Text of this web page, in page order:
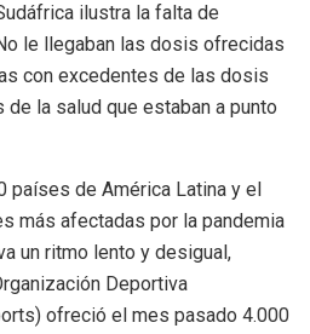
ilustra la falta de
le llegaban las dosis ofrecidas
con excedentes de las dosis
la salud que estaban a punto
países de América Latina y el
más afectadas por la pandemia
un ritmo lento y desigual,
Deportiva
ofreció el mes pasado 4.000